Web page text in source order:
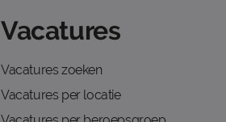
Vacatures
Vacatures zoeken
Vacatures per locatie